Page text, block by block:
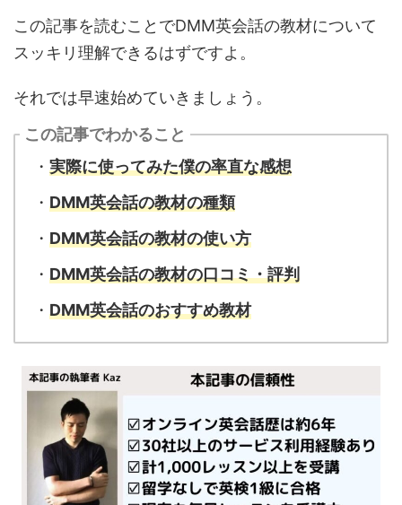
この記事を読むことでDMM英会話の教材について
スッキリ理解できるはずですよ。
それでは早速始めていきましょう。
この記事でわかること
・ 実際に使ってみた僕の率直な感想
・ DMM英会話の教材の種類
・ DMM英会話の教材の使い方
・ DMM英会話の教材の口コミ・評判
・ DMM英会話のおすすめ教材